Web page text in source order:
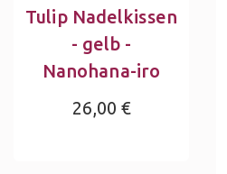
Tulip Nadelkissen
- gelb -
Nanohana-iro
26,00 €